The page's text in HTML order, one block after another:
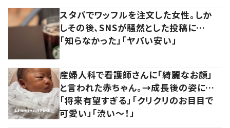
スタバでワッフルを注文した女性。しか
しその後、SNSが騒然とした投稿に…
「知らなかった」「ヤバい安い」
産婦人科で看護師さんに「綺麗なお顔」
と言われた赤ちゃん。→成長後の姿に…
「将来有望すぎる」「クリクリのお目目で
可愛い」「渋い～！」